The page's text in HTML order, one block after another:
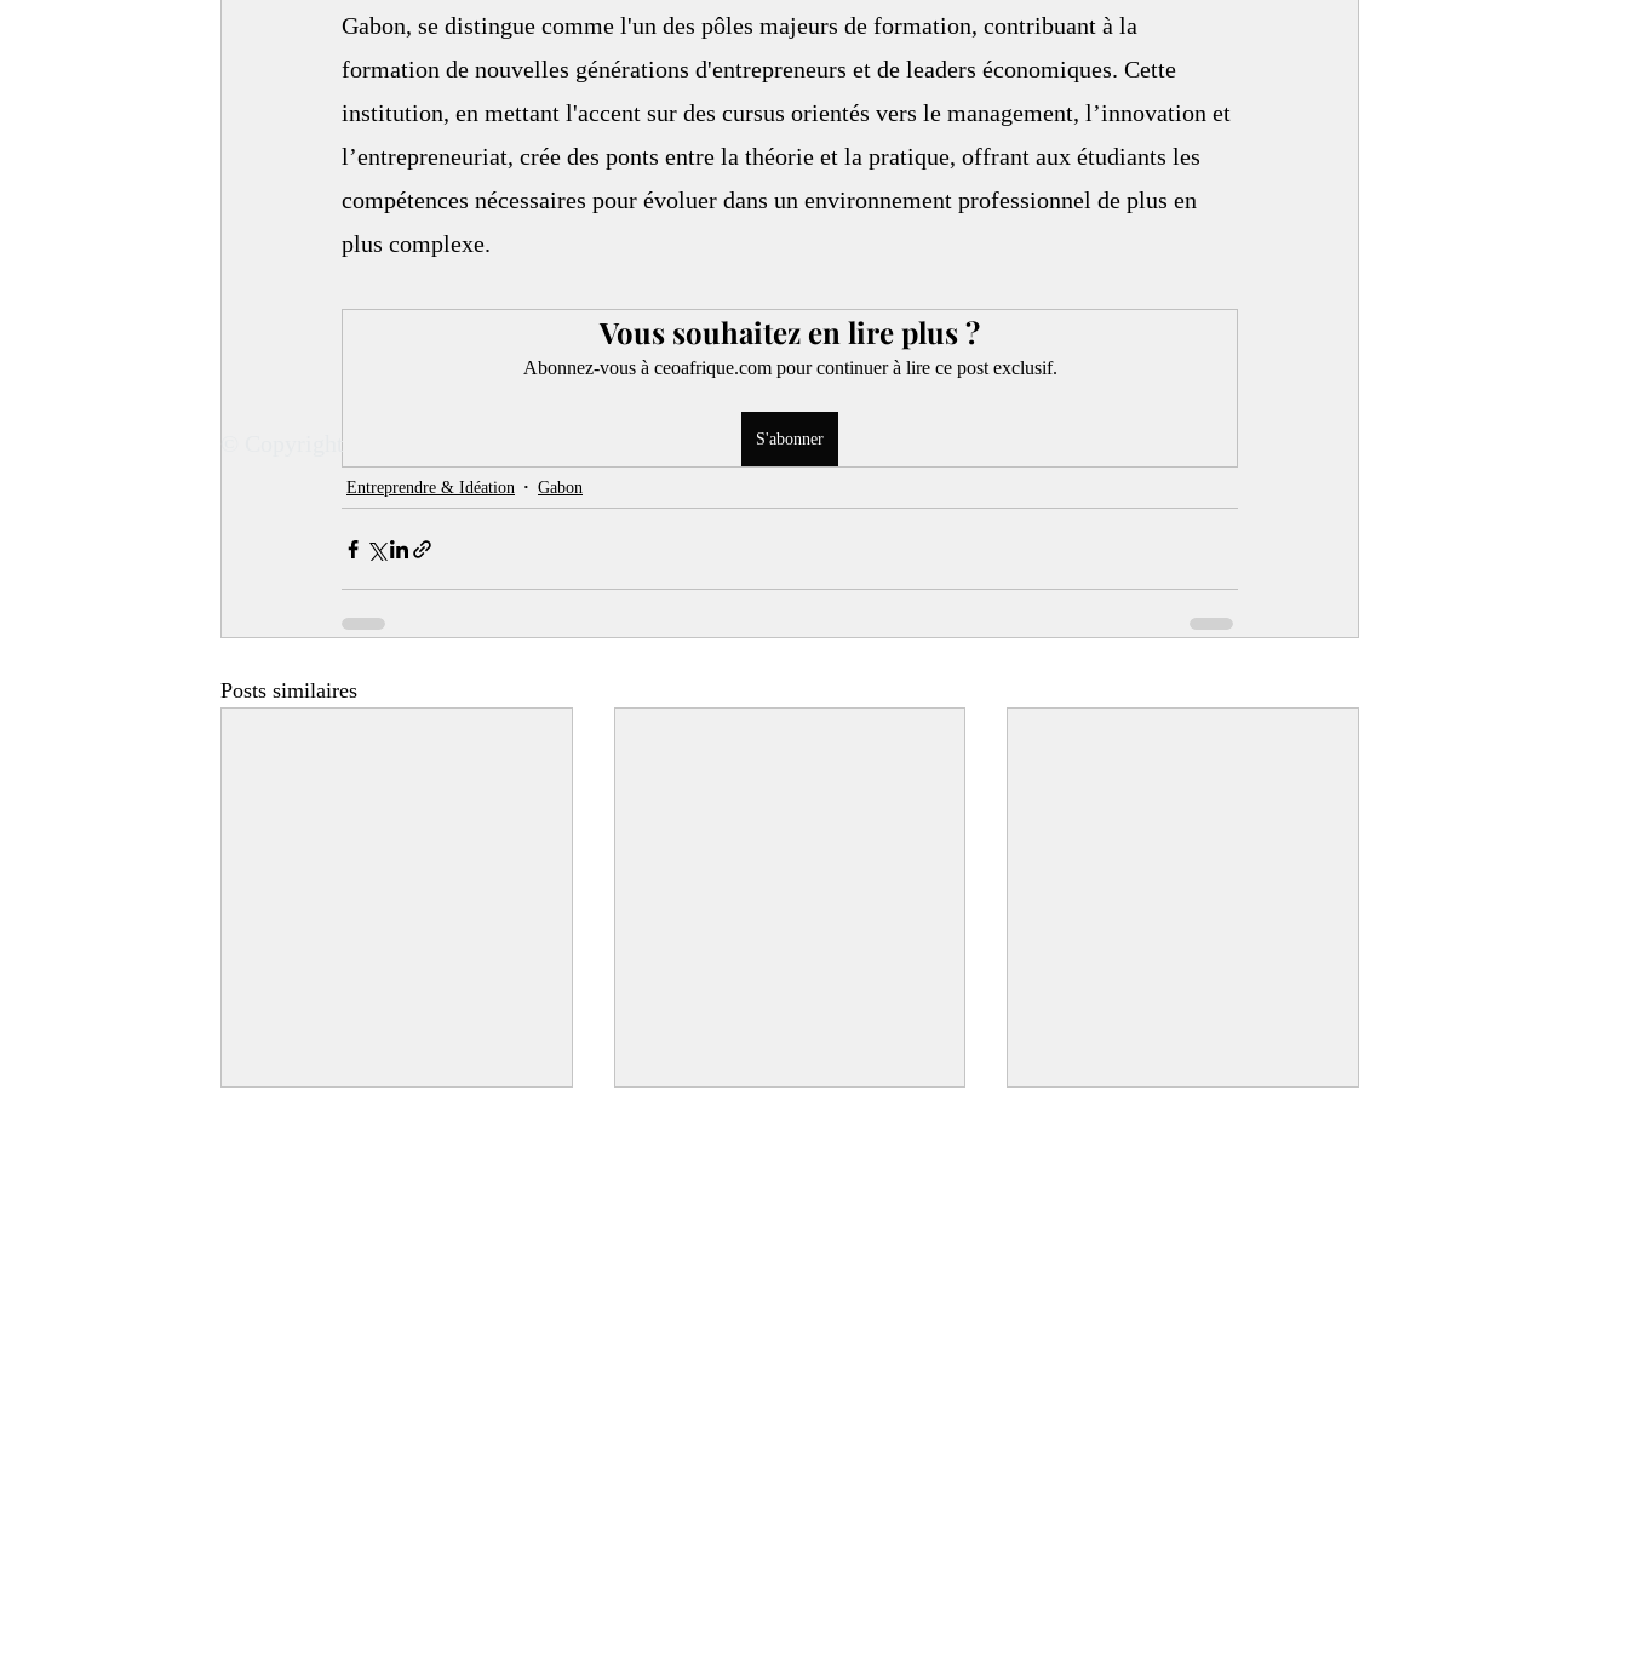
Gabon, se distingue comme l'un des pôles majeurs de formation, contribuant à la
formation de nouvelles générations d'entrepreneurs et de leaders économiques. Cette
institution, en mettant l'accent sur des cursus orientés vers le management, l’innovation et
l’entrepreneuriat, crée des ponts entre la théorie et la pratique, offrant aux étudiants les
compétences nécessaires pour évoluer dans un environnement professionnel de plus en
plus complexe.
Vous souhaitez en lire plus ?
Abonnez-vous à ceoafrique.com pour continuer à lire ce post exclusif.
S'abonner
Entreprendre & Idéation Gabon
Posts similaires
© Copyright